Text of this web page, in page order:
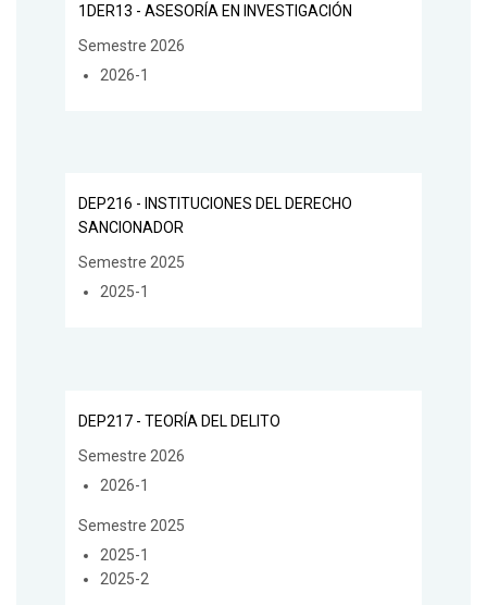
1DER13 - ASESORÍA EN INVESTIGACIÓN
Semestre 2026
2026-1
DEP216 - INSTITUCIONES DEL DERECHO
SANCIONADOR
Semestre 2025
2025-1
DEP217 - TEORÍA DEL DELITO
Semestre 2026
2026-1
Semestre 2025
2025-1
2025-2